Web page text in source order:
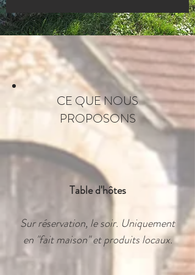
CE QUE NOUS
PROPOSONS
Table d'hôtes
Sur réservation, le soir. Uniquement
en "fait maison" et produits locaux.